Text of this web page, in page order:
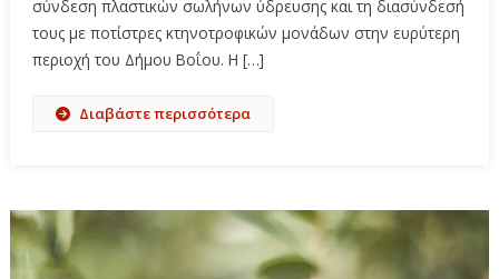
σύνδεση πλαστικών σωλήνων ύδρευσης και τη διασύνδεσή
τους με ποτίστρες κτηνοτροφικών μονάδων στην ευρύτερη
περιοχή του Δήμου Βοΐου. Η […]
Διαβάστε περισσότερα